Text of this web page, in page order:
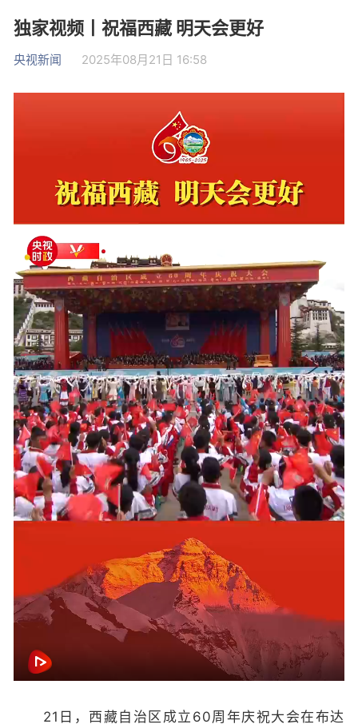
独家视频丨祝福西藏 明天会更好
央视新闻 2025年08月21日 16:58
21日，西藏自治区成立60周年庆祝大会在布达